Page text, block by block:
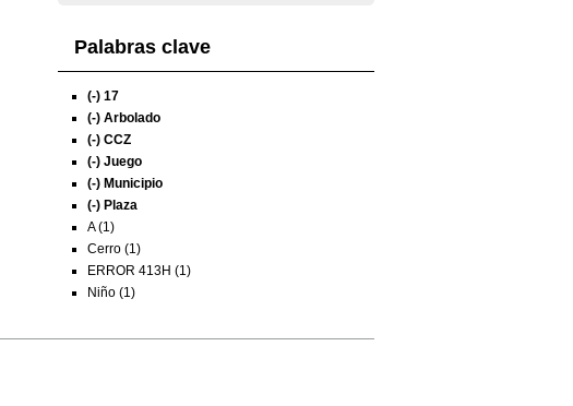
Palabras clave
(-) 17
(-) Arbolado
(-) CCZ
(-) Juego
(-) Municipio
(-) Plaza
A (1)
Cerro (1)
ERROR 413H (1)
Niño (1)